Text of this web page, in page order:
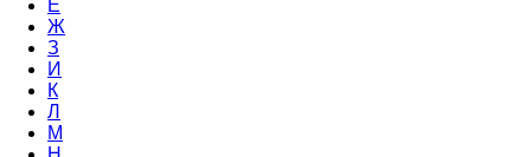
Е
Ж
З
И
К
Л
М